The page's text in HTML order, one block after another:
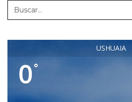
USHUAIA
0°